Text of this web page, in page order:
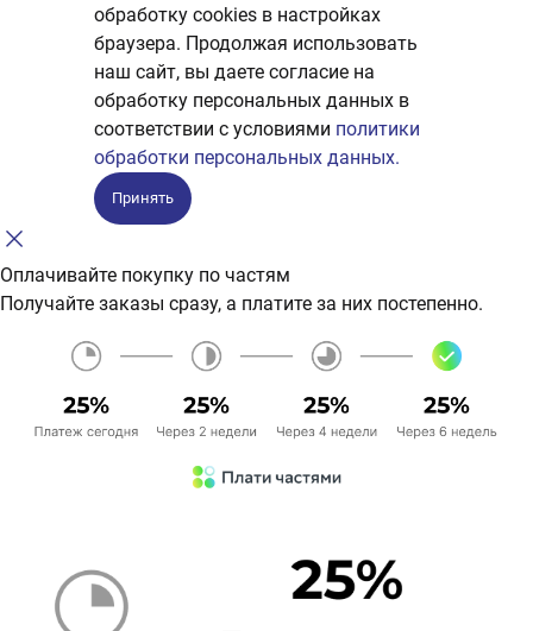
обработку сookies в настройках
браузера. Продолжая использовать
наш сайт, вы даете согласие на
обработку персональных данных в
соответствии с условиями политики
обработки персональных данных.
Принять
Оплачивайте покупку по частям
Получайте заказы сразу, а платите за них постепенно.